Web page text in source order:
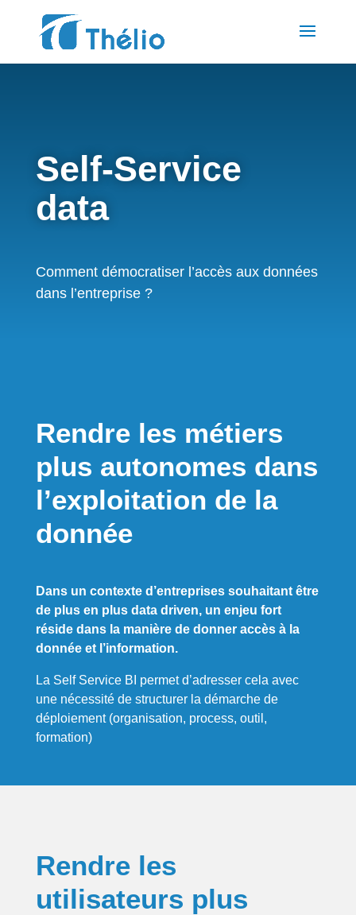
Self-Service
data
Comment démocratiser l’accès aux données
dans l’entreprise ?
Rendre les métiers
plus autonomes dans
l’exploitation de la
donnée
Dans un contexte d’entreprises souhaitant être
de plus en plus data driven, un enjeu fort
réside dans la manière de donner accès à la
donnée et l’information.
La Self Service BI permet d’adresser cela avec
une nécessité de structurer la démarche de
déploiement (organisation, process, outil,
formation)
Rendre les
utilisateurs plus